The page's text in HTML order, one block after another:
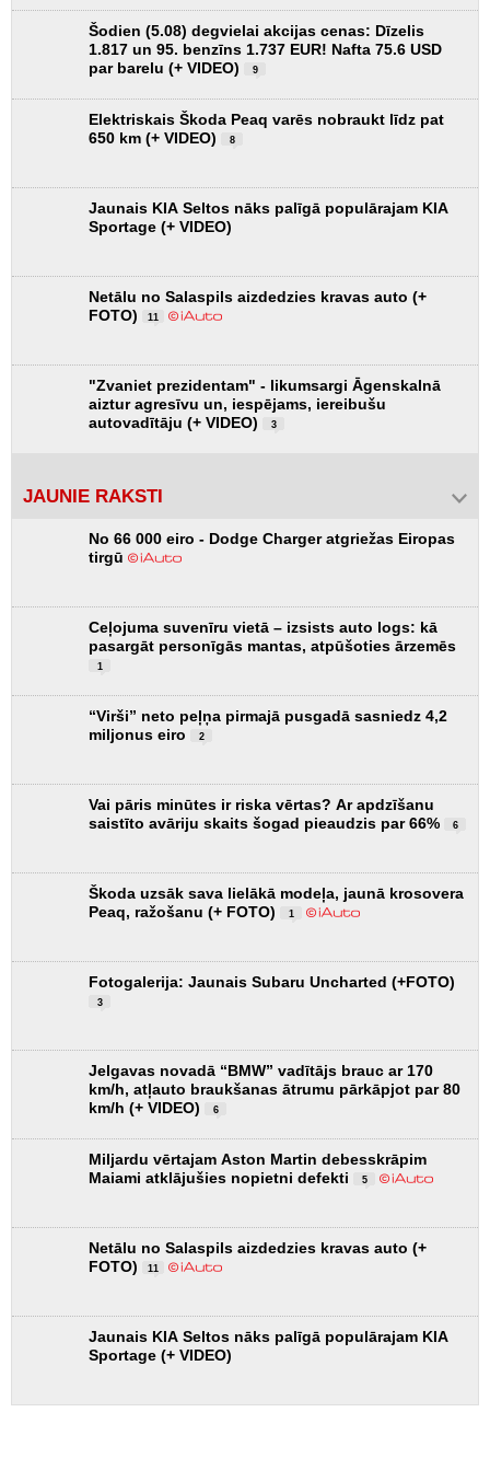
Šodien (5.08) degvielai akcijas cenas: Dīzelis
1.817 un 95. benzīns 1.737 EUR! Nafta 75.6 USD
par barelu (+ VIDEO)
9
Elektriskais Škoda Peaq varēs nobraukt līdz pat
650 km (+ VIDEO)
8
Jaunais KIA Seltos nāks palīgā populārajam KIA
Sportage (+ VIDEO)
Netālu no Salaspils aizdedzies kravas auto (+
FOTO)
11
"Zvaniet prezidentam" - likumsargi Āgenskalnā
aiztur agresīvu un, iespējams, iereibušu
autovadītāju (+ VIDEO)
3
JAUNIE RAKSTI
No 66 000 eiro - Dodge Charger atgriežas Eiropas
tirgū
Ceļojuma suvenīru vietā – izsists auto logs: kā
pasargāt personīgās mantas, atpūšoties ārzemēs
1
“Virši” neto peļņa pirmajā pusgadā sasniedz 4,2
miljonus eiro
2
Vai pāris minūtes ir riska vērtas? Ar apdzīšanu
saistīto avāriju skaits šogad pieaudzis par 66%
6
Škoda uzsāk sava lielākā modeļa, jaunā krosovera
Peaq, ražošanu (+ FOTO)
1
Fotogalerija: Jaunais Subaru Uncharted (+FOTO)
3
Jelgavas novadā “BMW” vadītājs brauc ar 170
km/h, atļauto braukšanas ātrumu pārkāpjot par 80
km/h (+ VIDEO)
6
Miljardu vērtajam Aston Martin debesskrāpim
Maiami atklājušies nopietni defekti
5
Netālu no Salaspils aizdedzies kravas auto (+
FOTO)
11
Jaunais KIA Seltos nāks palīgā populārajam KIA
Sportage (+ VIDEO)